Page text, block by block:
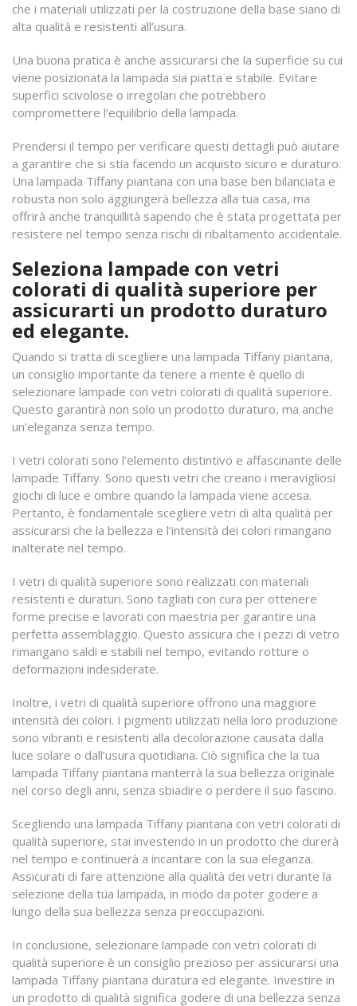
che i materiali utilizzati per la costruzione della base siano di
alta qualità e resistenti all’usura.
Una buona pratica è anche assicurarsi che la superficie su cui
viene posizionata la lampada sia piatta e stabile. Evitare
superfici scivolose o irregolari che potrebbero
compromettere l’equilibrio della lampada.
Prendersi il tempo per verificare questi dettagli può aiutare
a garantire che si stia facendo un acquisto sicuro e duraturo.
Una lampada Tiffany piantana con una base ben bilanciata e
robusta non solo aggiungerà bellezza alla tua casa, ma
offrirà anche tranquillità sapendo che è stata progettata per
resistere nel tempo senza rischi di ribaltamento accidentale.
Seleziona lampade con vetri
colorati di qualità superiore per
assicurarti un prodotto duraturo
ed elegante.
Quando si tratta di scegliere una lampada Tiffany piantana,
un consiglio importante da tenere a mente è quello di
selezionare lampade con vetri colorati di qualità superiore.
Questo garantirà non solo un prodotto duraturo, ma anche
un’eleganza senza tempo.
I vetri colorati sono l’elemento distintivo e affascinante delle
lampade Tiffany. Sono questi vetri che creano i meravigliosi
giochi di luce e ombre quando la lampada viene accesa.
Pertanto, è fondamentale scegliere vetri di alta qualità per
assicurarsi che la bellezza e l’intensità dei colori rimangano
inalterate nel tempo.
I vetri di qualità superiore sono realizzati con materiali
resistenti e duraturi. Sono tagliati con cura per ottenere
forme precise e lavorati con maestria per garantire una
perfetta assemblaggio. Questo assicura che i pezzi di vetro
rimangano saldi e stabili nel tempo, evitando rotture o
deformazioni indesiderate.
Inoltre, i vetri di qualità superiore offrono una maggiore
intensità dei colori. I pigmenti utilizzati nella loro produzione
sono vibranti e resistenti alla decolorazione causata dalla
luce solare o dall’usura quotidiana. Ciò significa che la tua
lampada Tiffany piantana manterrà la sua bellezza originale
nel corso degli anni, senza sbiadire o perdere il suo fascino.
Scegliendo una lampada Tiffany piantana con vetri colorati di
qualità superiore, stai investendo in un prodotto che durerà
nel tempo e continuerà a incantare con la sua eleganza.
Assicurati di fare attenzione alla qualità dei vetri durante la
selezione della tua lampada, in modo da poter godere a
lungo della sua bellezza senza preoccupazioni.
In conclusione, selezionare lampade con vetri colorati di
qualità superiore è un consiglio prezioso per assicurarsi una
lampada Tiffany piantana duratura ed elegante. Investire in
un prodotto di qualità significa godere di una bellezza senza